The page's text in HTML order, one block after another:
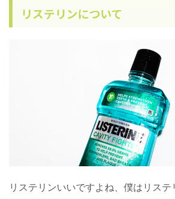
リステリンについて
リステリンいいですよね、僕はリス